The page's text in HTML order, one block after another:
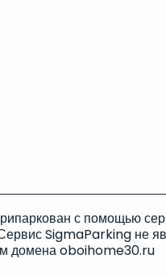
с помощью
SigmaParking не
домена oboihome30.ru